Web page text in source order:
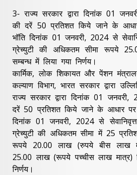
3- राज्य सरकार द्वारा दिनांक 01
की दरें 50 प्रतिशत किये जाने के
भॉति दिनांक 01 जनवरी, 2024 से
ग्रेच्युटी की अधिकतम सीमा रूपये
सम्बन्ध में लिया गया निर्णय।
कार्मिक, लोक शिकायत और पेंशन
कल्याण विभाग, भारत सरकार द्वारा
राज्य सरकार द्वारा दिनांक 01
दरें 50 प्रतिशत किये जाने के आधार पर
दिनांक 01 जनवरी, 2024 से
ग्रेच्युटी की अधिकतम सीमा में 25
रूपये 20.00 लाख (रुपये बीस लाख
25.00 लाख (रूपये पच्चीस लाख मात्र)
निर्णय।